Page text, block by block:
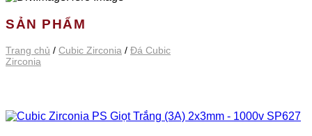
SẢN PHẨM
Trang chủ / Cubic Zirconia / Đá Cubic
Zirconia